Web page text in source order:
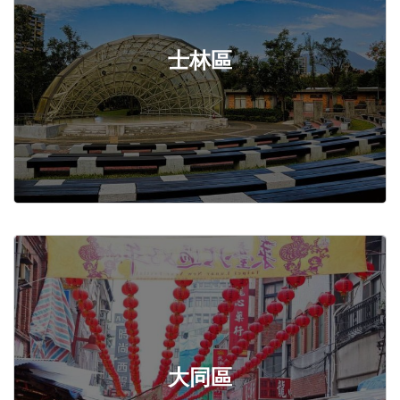
士林區
大同區